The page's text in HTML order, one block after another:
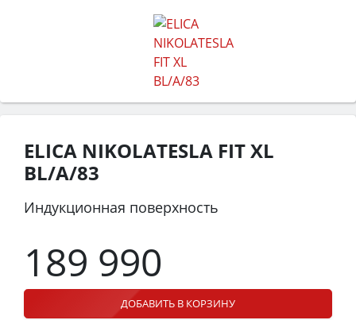
ELICA NIKOLATESLA FIT XL
BL/A/83
Индукционная поверхность
189 990
ДОБАВИТЬ В КОРЗИНУ